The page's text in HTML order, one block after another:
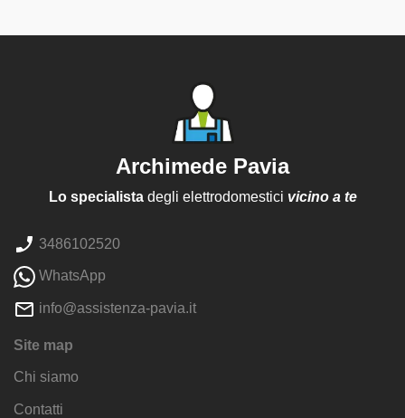
Archimede Pavia
Lo specialistadegli elettrodomestici vicino a te
3486102520
WhatsApp
info@assistenza-pavia.it
Site map
Chi siamo
Contatti